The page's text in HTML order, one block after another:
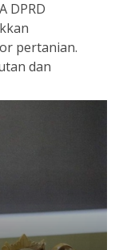
DPRD
pertanian.
dan